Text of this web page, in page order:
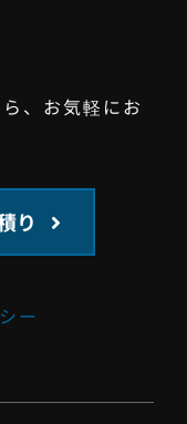
、お気軽にお
り
ー